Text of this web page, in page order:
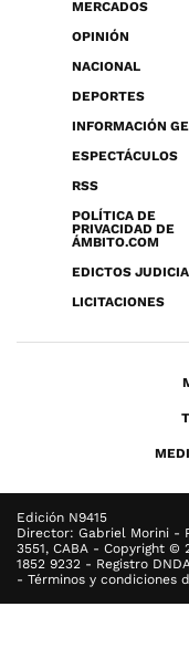
MERCADOS
OPINIÓN
NACIONAL
DEPORTES
INFORMACIÓN
ESPECTÁCULOS
RSS
POLÍTICA DE
PRIVACIDAD DE
ÁMBITO.COM
EDICTOS
LICITACIONES
Edición N9415
Director: Gabriel Morini -
3551, CABA - Copyright ©
1852 9232 - Registro
- Términos y condiciones